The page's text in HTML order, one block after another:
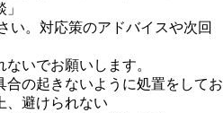
い。対応策のアドバイスや次回
いでお願いします。
合の起きないように処置をしてお
、避けられない